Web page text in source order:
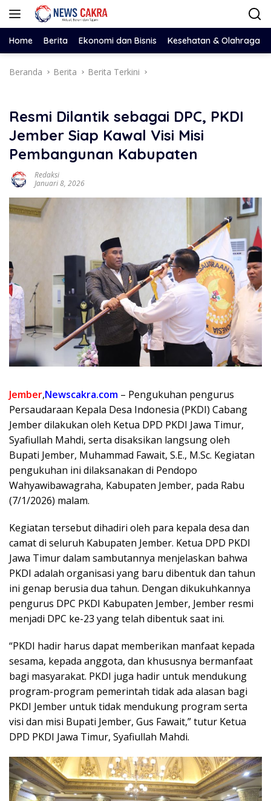
Langsung
Home Berita Ekonomi dan Bisnis Kesehatan & Olahraga
Beranda Berita Berita Terkini
Resmi Dilantik sebagai DPC, PKDI
Jember Siap Kawal Visi Misi
Pembangunan Kabupaten
Redaksi
Januari 8, 2026
Jember,Newscakra.com – Pengukuhan pengurus
Persaudaraan Kepala Desa Indonesia (PKDI) Cabang
Jember dilakukan oleh Ketua DPD PKDI Jawa Timur,
Syafiullah Mahdi, serta disaksikan langsung oleh
Bupati Jember, Muhammad Fawait, S.E., M.Sc. Kegiatan
pengukuhan ini dilaksanakan di Pendopo
Wahyawibawagraha, Kabupaten Jember, pada Rabu
(7/1/2026) malam.
Kegiatan tersebut dihadiri oleh para kepala desa dan
camat di seluruh Kabupaten Jember. Ketua DPD PKDI
Jawa Timur dalam sambutannya menjelaskan bahwa
PKDI adalah organisasi yang baru dibentuk dan tahun
ini genap berusia dua tahun. Dengan dikukuhkannya
pengurus DPC PKDI Kabupaten Jember, Jember resmi
menjadi DPC ke-23 yang telah dibentuk saat ini.
“PKDI hadir harus dapat memberikan manfaat kepada
sesama, kepada anggota, dan khususnya bermanfaat
bagi masyarakat. PKDI juga hadir untuk mendukung
program-program pemerintah tidak ada alasan bagi
PKDI Jember untuk tidak mendukung program serta
visi dan misi Bupati Jember, Gus Fawait,” tutur Ketua
DPD PKDI Jawa Timur, Syafiullah Mahdi.